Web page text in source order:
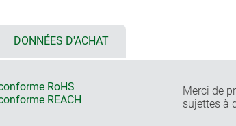
DONNÉES D'ACHAT
RoHS
REACH
Merci de
sujettes à